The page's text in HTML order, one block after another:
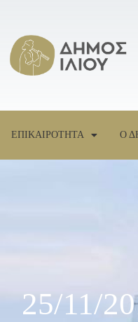
ΕΠΙΚΑΙΡΟΤΗΤΑ Ο
25/11/